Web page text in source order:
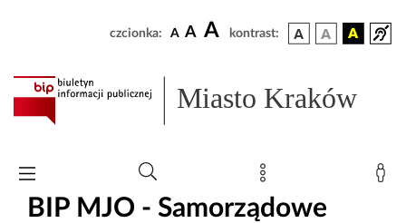
czcionka: A A A kontrast:
Miasto Kraków
BIP MJO - Samorządowe